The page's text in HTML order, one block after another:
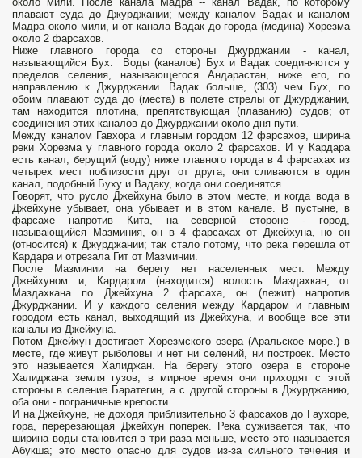
плавают суда до Джурджании; между каналом Вадак и каналом
Мадра около мили, и от канала Вадак до города (медина) Хорезма
около 2 фарсахов.
Ниже главного города со стороны Джурджании - канал,
называющийся Бух. Воды (каналов) Бух и Вадак соединяются у
пределов селения, называющегося Андарастан, ниже его, по
направлению к Джурджании. Вадак больше, (303) чем Бух, по
обоим плавают суда до (места) в полете стрелы от Джурджании,
там находится плотина, препятствующая (плаванию) судов; от
соединения этих каналов до Джурджании около дня пути.
Между каналом Гавхора и главным городом 12 фарсахов, ширина
реки Хорезма у главного города около 2 фарсахов. И у Кардара
есть канал, берущий (воду) ниже главного города в 4 фарсахах из
четырех мест поблизости друг от друга, они сливаются в один
канал, подобный Буху и Вадаку, когда они соединятся.
Говорят, что русло Джейхуна было в этом месте, и когда вода в
Джейхуне убывает, она убывает и в этом канале. В пустыне, в
фарсахе напротив Кита, на северной стороне - город,
называющийся Мазминия, он в 4 фарсахах от Джейхуна, но он
(относится) к Джурджании; так стало потому, что река перешла от
Кардара и отрезала Гит от Мазминии.
После Мазминии на берегу нет населенных мест. Между
Джейхуном и, Кардаром (находится) волость Маздахкан; от
Маздахкана по Джейхуна 2 фарсаха, он (лежит) напротив
Джурджании. И у каждого селения между Кардаром и главным
городом есть канал, выходящий из Джейхуна, и вообще все эти
каналы из Джейхуна.
Потом Джейхун достигает Хорезмского озера (Аральское море.) в
месте, где живут рыболовы и нет ни селений, ни построек. Место
это называется Халиджан. На берегу этого озера в стороне
Халиджана земля гузов, в мирное время они приходят с этой
стороны в селение Баратегин, а с другой стороны в Джурджанию,
оба они - пограничные крепости.
И на Джейхуне, не доходя приблизительно 3 фарсахов до Гayxope,
гора, перерезающая Джейхун поперек. Река суживается так, что
ширина воды становится в три раза меньше, место это называется
Абукша; это место опасно для судов из-за сильного течения и